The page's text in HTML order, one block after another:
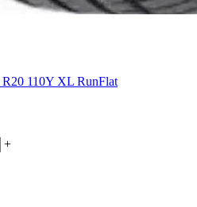
R20 110Y XL RunFlat
+